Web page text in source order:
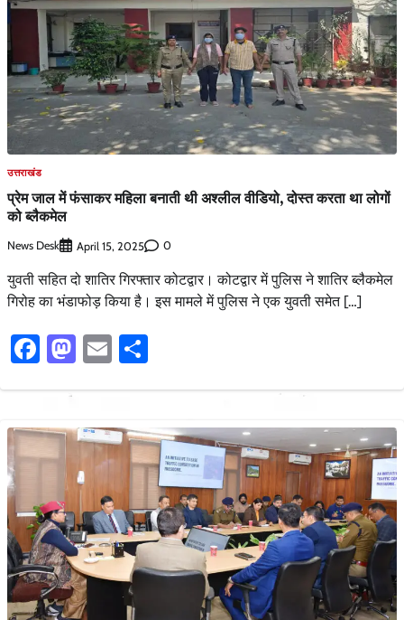
उत्तराखंड
प्रेम जाल में फंसाकर महिला बनाती थी अश्लील वीडियो, दोस्त करता था लोगों
को ब्लैकमेल
News Desk April 15, 2025 0
युवती सहित दो शातिर गिरफ्तार कोटद्वार। कोटद्वार में पुलिस ने शातिर ब्लैकमेल
गिरोह का भंडाफोड़ किया है। इस मामले में पुलिस ने एक युवती समेत […]
Facebook
Mastodon
Email